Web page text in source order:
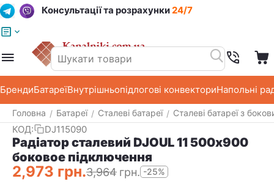
Консультації та розрахунки24/7
БрендиБатареїВнутрішньопідлогові конвекториНапольні
Головна / Батареї / Сталеві батареї / Сталеві батареї з
КОД: DJ115090
Радіатор сталевий DJOUL 11 500х900
боковое підключення
2,973 грн.3,964 грн. -25%